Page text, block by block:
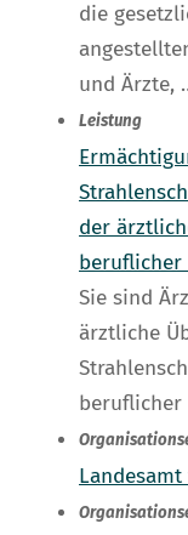
die
und Ärzte,
Leistung
der
beruflicher
Sie sind
ärztliche
beruflicher